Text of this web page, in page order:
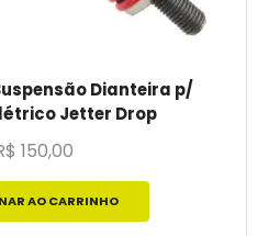
Dianteira p/
Jetter Drop
150,00
AO CARRINHO